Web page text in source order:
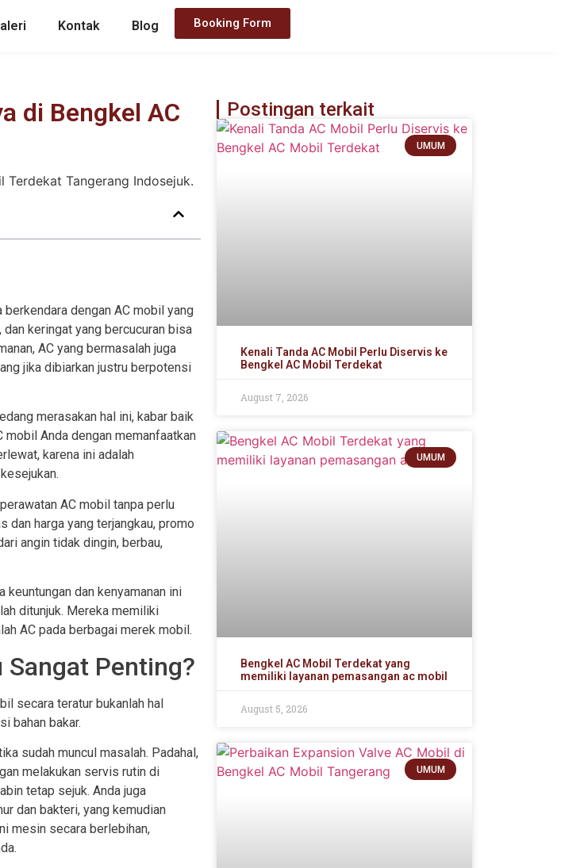
Kontak Blog Booking Form
di Bengkel AC
dengan AC mobil yang
keringat yang bercucuran bisa
AC yang bermasalah juga
jika dibiarkan justru berpotensi
merasakan hal ini, kabar baik
mobil Anda dengan memanfaatkan
karena ini adalah
AC mobil tanpa perlu
dan harga yang terjangkau, promo
angin tidak dingin, berbau,
keuntungan dan kenyamanan ini
ditunjuk. Mereka memiliki
AC pada berbagai merek mobil.
Penting?
secara teratur bukanlah hal
bahan bakar.
sudah muncul masalah. Padahal,
melakukan servis rutin di
tetap sejuk. Anda juga
dan bakteri, yang kemudian
mesin secara berlebihan,
Postingan terkait
UMUM
Kenali Tanda AC Mobil Perlu Diservis ke
Bengkel AC Mobil Terdekat
August 7, 2026
UMUM
Bengkel AC Mobil Terdekat yang
memiliki layanan pemasangan ac mobil
August 5, 2026
UMUM